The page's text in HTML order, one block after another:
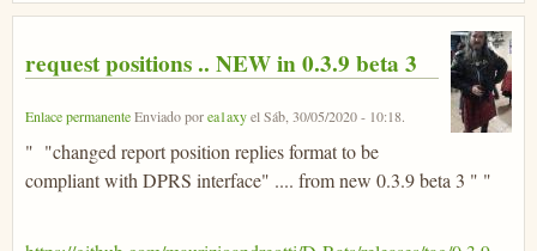
request positions .. NEW in 0.3.9 beta 3
Enlace permanenteEnviado porea1axyelSáb, 30/05/2020 - 10:18.
" "changed report position replies format to be
compliant with DPRS interface" .... from new 0.3.9 beta 3 " "